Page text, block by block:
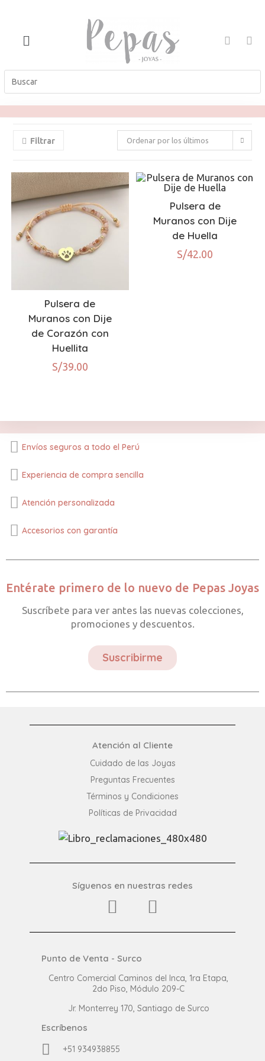
Filtrar Ordenar por los últimos
Pulsera de
Muranos con Dije
de Corazón con
Huellita
S/39.00
Pulsera de
Muranos con Dije
de Huella
S/42.00
Envíos seguros a todo el Perú
Experiencia de compra sencilla
Atención personalizada
Accesorios con garantía
Entérate primero de lo nuevo de Pepas Joyas
Suscríbete para ver antes las nuevas colecciones,
promociones y descuentos.
Suscribirme
Atención al Cliente
Cuidado de las Joyas
Preguntas Frecuentes​
Términos y Condiciones
Políticas de Privacidad
Síguenos en nuestras redes
Punto de Venta - Surco
Centro Comercial Caminos del Inca, 1ra Etapa,
2do Piso, Módulo 209-C
Jr. Monterrey 170, Santiago de Surco
Escríbenos
+51 934938855